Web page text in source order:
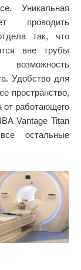
Уникальная
проводить
так, что
вне трубы
Удобство для
пространство,
от работающего
Vantage Titan
остальные